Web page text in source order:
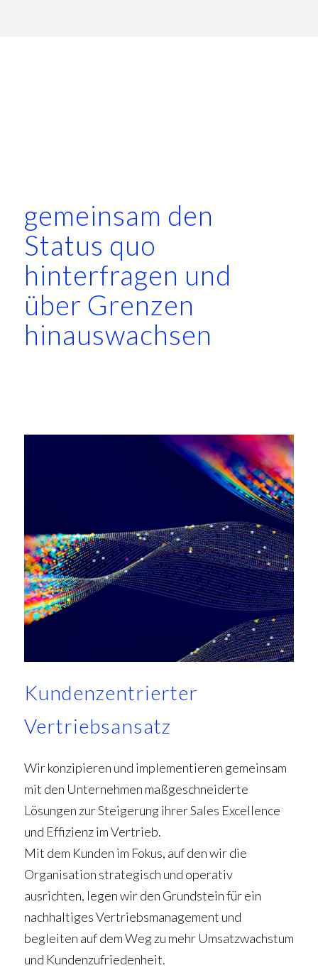
gemeinsam den
Status quo
hinterfragen und
über Grenzen
hinauswachsen
Kundenzentrierter
Vertriebsansatz
Wir konzipieren und implementieren gemeinsam
mit den Unternehmen maßgeschneiderte
Lösungen zur Steigerung ihrer Sales Excellence
und Effizienz im Vertrieb.
Mit dem Kunden im Fokus, auf den wir die
Organisation strategisch und operativ
ausrichten, legen wir den Grundstein für ein
nachhaltiges Vertriebsmanagement und
begleiten auf dem Weg zu mehr Umsatzwachstum
und Kundenzufriedenheit.